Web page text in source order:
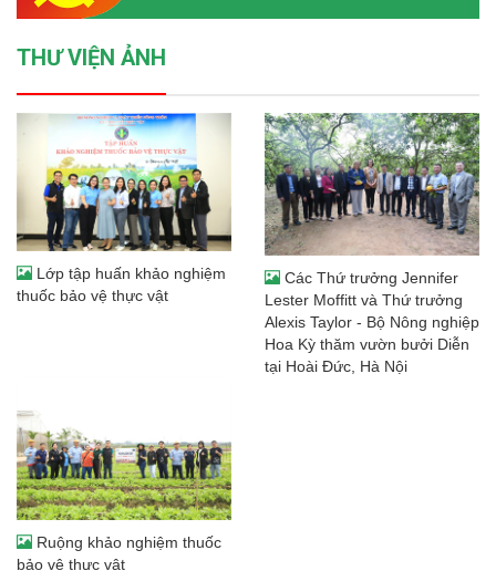
THƯ VIỆN ẢNH
Lớp tập huấn khảo nghiệm
thuốc bảo vệ thực vật
Các Thứ trưởng Jennifer
Lester Moffitt và Thứ trưởng
Alexis Taylor - Bộ Nông nghiệp
Hoa Kỳ thăm vườn bưởi Diễn
tại Hoài Đức, Hà Nội
Ruộng khảo nghiệm thuốc
bảo vệ thực vật